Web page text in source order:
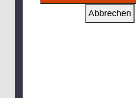
PREMIUM CHECK-IN nutzen,
2. Stock begeben.Abbrechen